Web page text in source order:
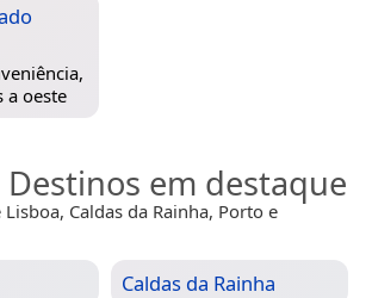
a oeste
Destinos em destaque
Caldas da Rainha, Porto e
Caldas da Rainha